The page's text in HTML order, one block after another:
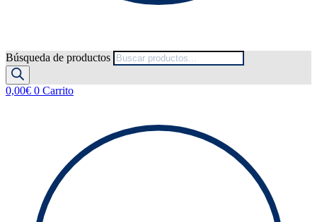
Búsqueda de productos
0,00€ 0 Carrito